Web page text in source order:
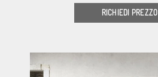
RICHIEDI PREZZO